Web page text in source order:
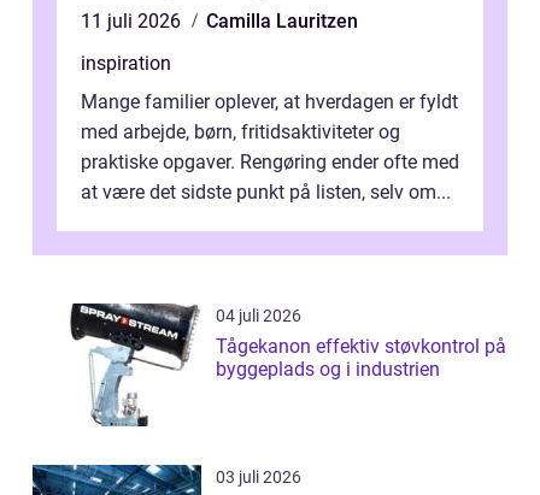
11 juli 2026
Camilla Lauritzen
inspiration
Mange familier oplever, at hverdagen er fyldt
med arbejde, børn, fritidsaktiviteter og
praktiske opgaver. Rengøring ender ofte med
at være det sidste punkt på listen, selv om...
04 juli 2026
Tågekanon effektiv støvkontrol på
byggeplads og i industrien
03 juli 2026